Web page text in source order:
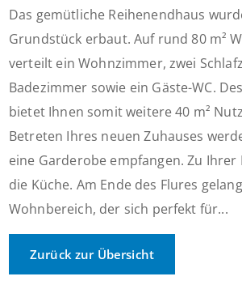
Das gemütliche Reihenendhaus
Grundstück erbaut. Auf rund 80 m²
verteilt ein Wohnzimmer, zwei
Badezimmer sowie ein Gäste-WC.
bietet Ihnen somit weitere 40 m²
Betreten Ihres neuen Zuhauses
eine Garderobe empfangen. Zu Ihrer
die Küche. Am Ende des Flures
Wohnbereich, der sich perfekt für...
Zurück zur Übersicht